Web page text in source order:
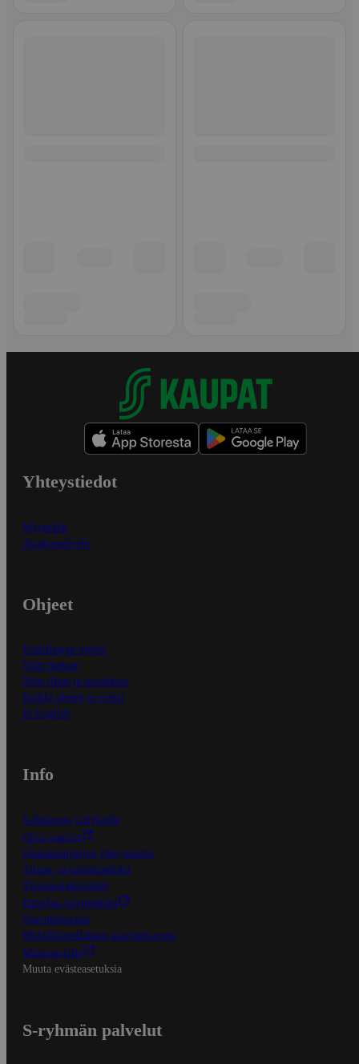
Yhteystiedot
Myymälät
Asiakaspalvelu
Ohjeet
Ensitilaajan ohjeet
Näin maksat
Näin tilaat ja muokkaat
Kaikki ohjeet ja vinkit
In English
Info
S-Business yrityksille
Oiva-raportit
Osuuskauppojen yhteystiedot
Tilaus- ja toimitusehdot
Tietosuojakäytäntö
Palvelun käyttöehdot
Saavutettavuus
Mobiilisovelluksen saavutettavuus
Mainostajalle
Muuta evästeasetuksia
S-ryhmän palvelut